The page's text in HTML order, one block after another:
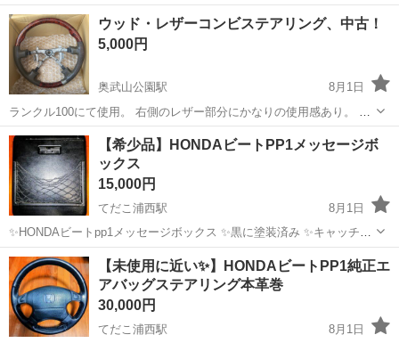
ブラックレザー調シートカバー未開封です。 3列目乗り降りの際に、2
列目がリクライニングレバーワンタッチで前方に折り畳まれる仕組み
のシート用です。 2列目センタ...
沖縄 中頭郡 てだこ浦西駅 内装、インテリア
ウッド・レザーコンビステアリング、中古！
5,000円
奥武山公園駅
8月1日
ランクル100にて使用。 右側のレザー部分にかなりの使用感あり。 補
修して使用しようとしましたが、買い換えたため 売却します。 補修用
のペイントもお付けします。 オンライン決済不可です。
沖縄 島尻郡 奥武山公園駅 内装、インテリア
【希少品】HONDAビートPP1メッセージボ
ックス
15,000円
てだこ浦西駅
8月1日
✨HONDAビートpp1メッセージボックス ✨黒に塗装済み ✨キャッチネ
ット付き
沖縄 名護市 てだこ浦西駅 内装、インテリア HONDA
【未使用に近い✨】HONDAビートPP1純正エ
アバッグステアリング本革巻
30,000円
てだこ浦西駅 8月1日